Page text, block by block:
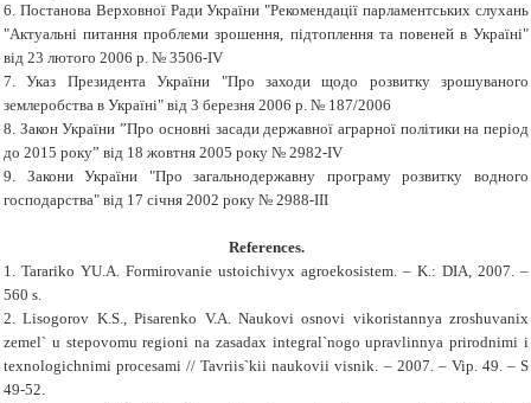
6. Постанова Верховної Ради України "Рекомендації парламентських слухань
"Актуальні питання проблеми зрошення, підтоплення та повеней в Україні"
від 23 лютого 2006 р. № 3506-ІV
7.
Указ Президента України "Про заходи щодо розвитку зрошуваного
землеробства в Україні" від 3 березня 2006 р. № 187/2006
8. Закон України ”Про основні засади державної аграрної політики на період
до 2015 року” від 18 жовтня 2005 року № 2982-ІV
9.
Закони України "Про загальнодержавну програму розвитку водного
господарства" від 17 січня 2002 року № 2988-ІІІ
References.
1. Tarariko YU.A. Formirovanie ustoichivyx agroekosistem. – K.: DIA, 2007. –
560 s.
2. Lisogorov K.S., Pisarenko V.A. Naukovi osnovi vikoristannya zroshuvanix
zemel` u stepovomu regioni na zasadax integral`nogo upravlinnya prirodnimi i
texnologichnimi procesami // Tavriis`kii naukovii visnik. – 2007. – Vip. 49. – S
49-52.